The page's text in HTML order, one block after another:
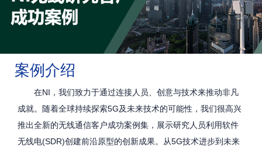
案例介绍
在NI，我们致力于通过连接人员、创意与技术来推动非凡
成就。随着全球持续探索5G及未来技术的可能性，我们很高兴
推出全新的无线通信客户成功案例集，展示研究人员利用软件
无线电(SDR)创建前沿原型的创新成果。从5G技术进步到未来